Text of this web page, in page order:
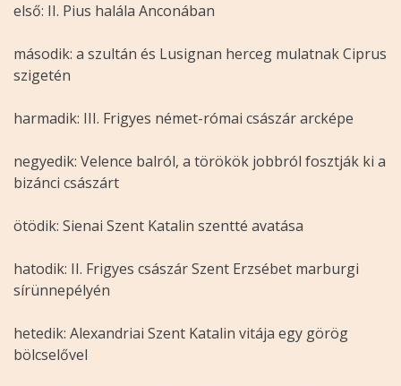
első: II. Pius halála Anconában
második: a szultán és Lusignan herceg mulatnak Ciprus
szigetén
harmadik: III. Frigyes német-római császár arcképe
negyedik: Velence balról, a törökök jobbról fosztják ki a
bizánci császárt
ötödik: Sienai Szent Katalin szentté avatása
hatodik: II. Frigyes császár Szent Erzsébet marburgi
sírünnepélyén
hetedik: Alexandriai Szent Katalin vitája egy görög
bölcselővel